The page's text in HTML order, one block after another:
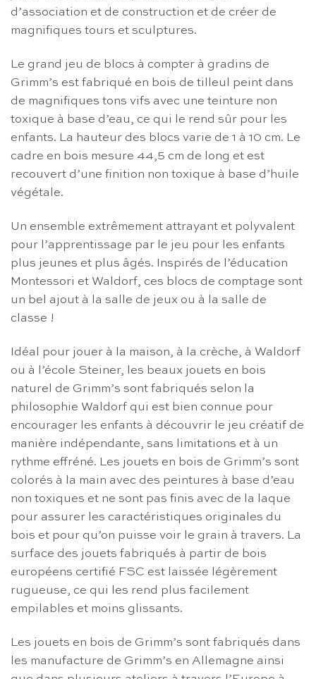
d’association et de construction et de créer de
magnifiques tours et sculptures.
Le grand jeu de blocs à compter à gradins de
Grimm’s est fabriqué en bois de tilleul peint dans
de magnifiques tons vifs avec une teinture non
toxique à base d’eau, ce qui le rend sûr pour les
enfants. La hauteur des blocs varie de 1 à 10 cm. Le
cadre en bois mesure 44,5 cm de long et est
recouvert d’une finition non toxique à base d’huile
végétale.
Un ensemble extrêmement attrayant et polyvalent
pour l’apprentissage par le jeu pour les enfants
plus jeunes et plus âgés. Inspirés de l’éducation
Montessori et Waldorf, ces blocs de comptage sont
un bel ajout à la salle de jeux ou à la salle de
classe !
Idéal pour jouer à la maison, à la crèche, à Waldorf
ou à l’école Steiner, les beaux jouets en bois
naturel de Grimm’s sont fabriqués selon la
philosophie Waldorf qui est bien connue pour
encourager les enfants à découvrir le jeu créatif de
manière indépendante, sans limitations et à un
rythme effréné. Les jouets en bois de Grimm’s sont
colorés à la main avec des peintures à base d’eau
non toxiques et ne sont pas finis avec de la laque
pour assurer les caractéristiques originales du
bois et pour qu’on puisse voir le grain à travers. La
surface des jouets fabriqués à partir de bois
européens certifié FSC est laissée légèrement
rugueuse, ce qui les rend plus facilement
empilables et moins glissants.
Les jouets en bois de Grimm’s sont fabriqués dans
les manufacture de Grimm’s en Allemagne ainsi